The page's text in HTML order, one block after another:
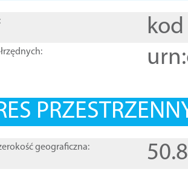
kod
geograficzna: